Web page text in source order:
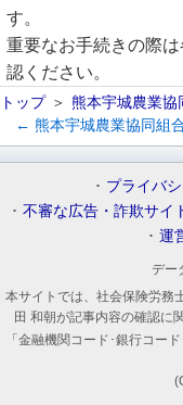
す。
重要なお手続きの際
認ください。
トップ 熊本宇城農業協
← 熊本宇城農業協同組
プライバ
不審な広告・詐欺サイ
運
デー
本サイトでは、社会保険労務
田 和朝が記事内容の確認に
「金融機関コード･銀行コー